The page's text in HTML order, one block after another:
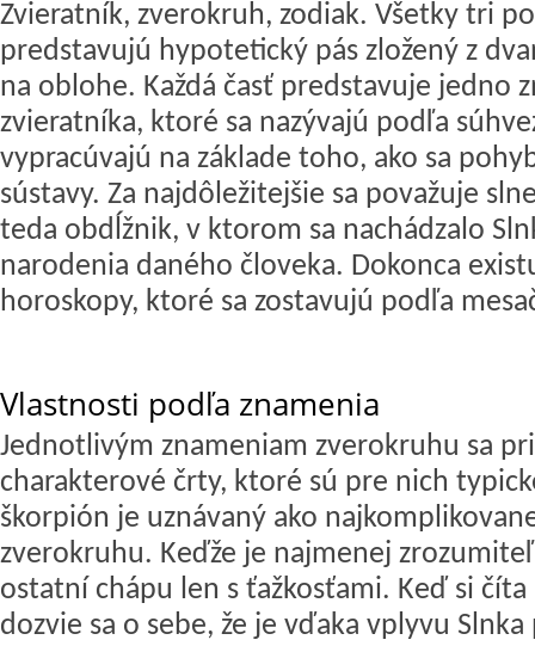
Zvieratník, zverokruh, zodiak. Všetky tri
predstavujú hypotetický pás zložený z
na oblohe. Každá časť predstavuje jedno
zvieratníka, ktoré sa nazývajú podľa
vypracúvajú na základe toho, ako sa
sústavy. Za najdôležitejšie sa považuje
teda obdĺžnik, v ktorom sa nachádzalo
narodenia daného človeka. Dokonca
horoskopy, ktoré sa zostavujú podľa
Vlastnosti podľa znamenia
Jednotlivým znameniam zverokruhu sa
charakterové črty, ktoré sú pre nich
škorpión je uznávaný ako
zverokruhu. Keďže je najmenej
ostatní chápu len s ťažkosťami. Keď si číta
dozvie sa o sebe, že je vďaka vplyvu